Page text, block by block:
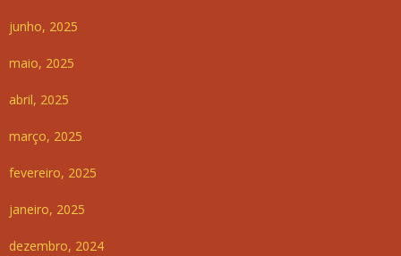
junho, 2025
maio, 2025
abril, 2025
março, 2025
fevereiro, 2025
janeiro, 2025
dezembro, 2024